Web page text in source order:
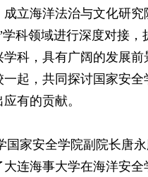
立海洋法治与文化研
科领域进行深度对接
科，具有广阔的发展
起，共同探讨国家安
有的贡献。
安全学院副院长唐永
连海事大学在海洋安